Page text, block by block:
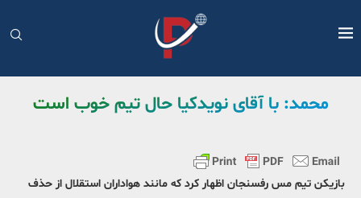
محمد: با آقای نویدکیا حال تیم خوب است
بازیکن تیم مس رفسنجان اظهار کرد که مانند هواداران استقلال از حذف